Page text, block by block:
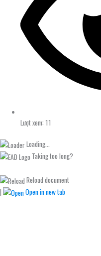
Lượt xem: 11
Loading...
Taking too long?
Reload document
|
Open in new tab